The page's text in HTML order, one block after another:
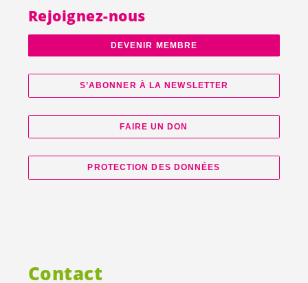
Rejoignez-nous
DEVENIR MEMBRE
S’ABONNER À LA NEWSLETTER
FAIRE UN DON
PROTECTION DES DONNÉES
Contact